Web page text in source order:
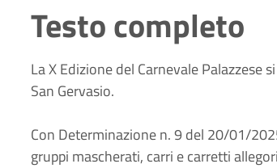
Testo completo
La X Edizione del Carnevale Palazzese
San Gervasio.
Con Determinazione n. 9 del 20/01/
gruppi mascherati, carri e carretti